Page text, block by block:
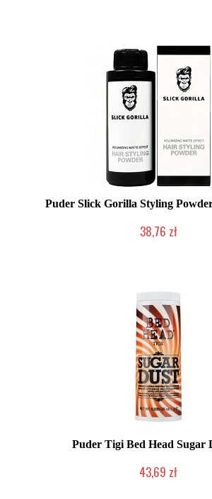
Puder Slick Gorilla Styling
38,76 zł
Puder Tigi Bed Head Sugar
43,69 zł